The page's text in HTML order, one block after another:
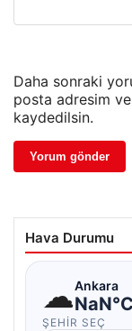
Daha sonraki
posta adresim
kaydedilsin.
Hava Durumu
☁Ankara
NaN°C
ŞEHIR SEÇ